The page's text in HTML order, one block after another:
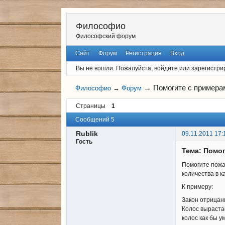
Философио
Философский форум
Сайт Форум Регистрация Вход
Вы не вошли. Пожалуйста, войдите или
Философио →Форум → Помогите с
Страницы
1
Сообщений 5
Rublik
09.11.2011
Гость
Тема:
Помогите
количества в
К примеру:
Закон
Колос
колос как бы